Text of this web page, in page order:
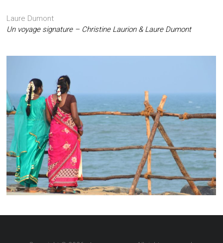
Laure Dumont
Un voyage signature – Christine Laurion & Laure Dumont